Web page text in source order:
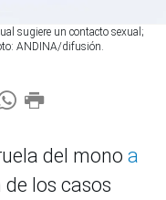
sugiere un contacto sexual;
ANDINA/difusión.
del mono a
los casos